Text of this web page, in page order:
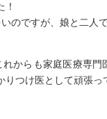
のですが、娘と二人
からも家庭医療専
りつけ医として頑張っ